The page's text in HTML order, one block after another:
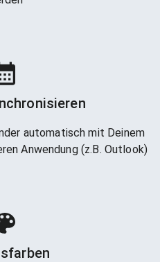
automatisch mit Deinem
Anwendung (z.B. Outlook)